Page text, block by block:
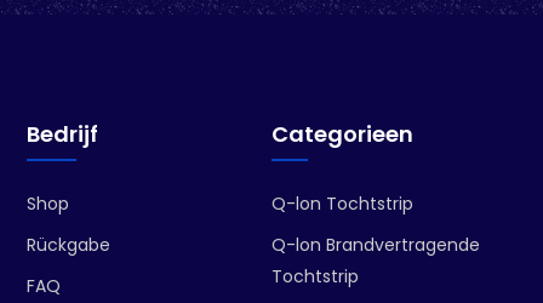
Categorieen
Q-lon Tochtstrip
Q-lon Brandvertragende
Tochtstrip
Bedrijf
Shop
Rückgabe
FAQ